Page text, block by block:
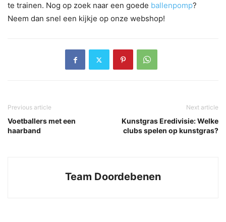
te trainen. Nog op zoek naar een goede ballenpomp?
Neem dan snel een kijkje op onze webshop!
Previous article
Voetballers met een
haarband
Next article
Kunstgras Eredivisie: Welke
clubs spelen op kunstgras?
Team Doordebenen